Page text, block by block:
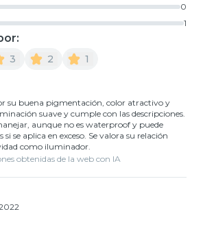
0
1
3 2 1
su buena pigmentación, color atractivo y
suave y cumple con las descripciones.
aunque no es waterproof y puede
se aplica en exceso. Se valora su relación
como iluminador.
obtenidas de la web con IA